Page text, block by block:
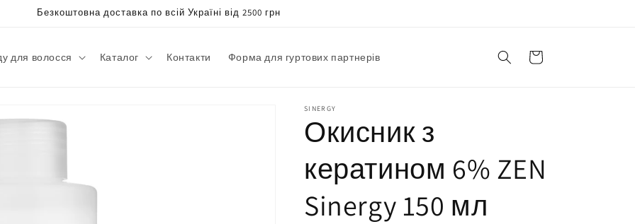
Безкоштовна доставка по всій Україні від 2500 грн
для волосся Каталог Контакти Форма для гуртових партнерів Корзина
SINERGY
Окисник з
кератином 6% ZEN
Sinergy 150 мл